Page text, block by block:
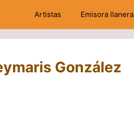
Artistas Emisora llanera
González